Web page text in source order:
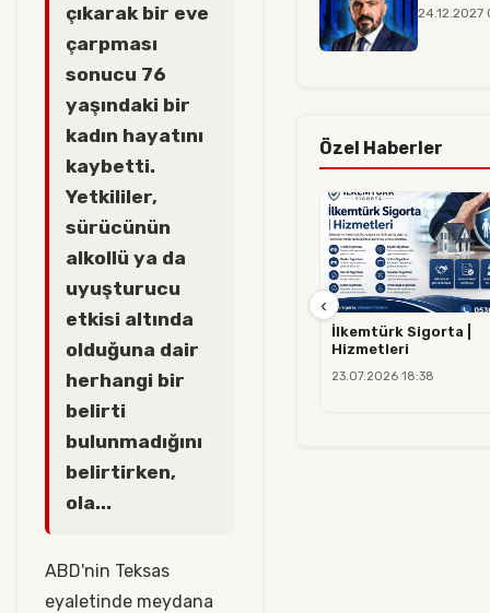
çıkarak bir eve
çarpması
sonucu 76
yaşındaki bir
kadın hayatını
kaybetti.
Yetkililer,
sürücünün
alkollü ya da
uyuşturucu
etkisi altında
olduğuna dair
herhangi bir
belirti
bulunmadığını
belirtirken,
ola...
ABD'nin Teksas
eyaletinde meydana
24.12.2027
Özel Haberler
İlkemtürk Sigorta |
Hizmetleri
23.07.2026 18:38
‹